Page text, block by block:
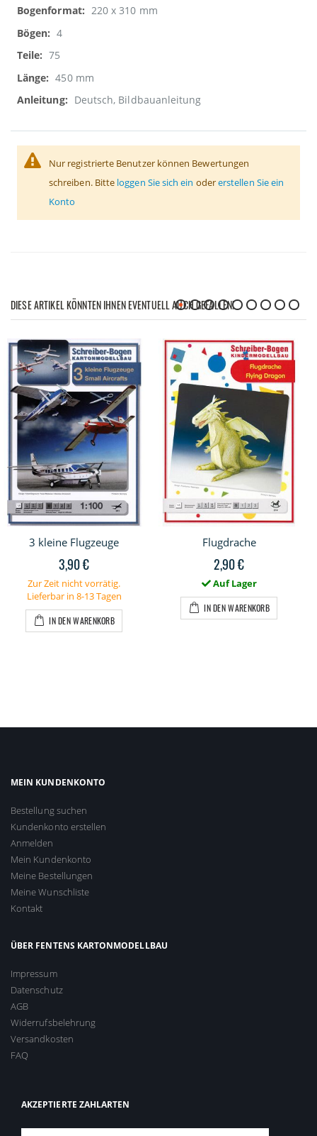
220 x 310 mm
4
75
450 mm
Deutsch, Bildbauanleitung
Nur registrierte Benutzer können Bewertungen
schreiben. Bitte loggen Sie sich ein odererstellen Sie ein
Konto
DIESE ARTIKEL KÖNNTEN IHNEN EVENTUELL AUCH GEFALLEN!
3 kleine Flugzeuge
3,90 €
Zur Zeit nicht vorrätig.
Lieferbar in 8-13 Tagen
IN DEN WARENKORB
Flugdrache
2,90 €
Auf Lager
IN DEN WARENKORB
MEIN KUNDENKONTO
Bestellung suchen
Kundenkonto erstellen
Anmelden
Mein Kundenkonto
Meine Bestellungen
Meine Wunschliste
Kontakt
ÜBER FENTENS KARTONMODELLBAU
Impressum
Datenschutz
AGB
Widerrufsbelehrung
Versandkosten
FAQ
AKZEPTIERTE ZAHLARTEN